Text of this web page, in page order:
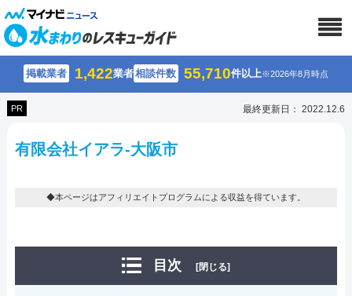
掲載業者 1,422業者相談件数 55,710件以上※2026年8月時点
PR 最終更新日： 2022.12.6
有限会社イアラ-大阪市
◆本ページはアフィリエイトプログラムによる収益を得ています。
目次 [閉じる]